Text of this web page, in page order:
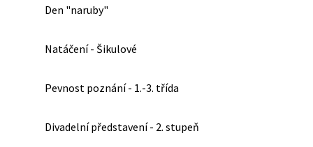
Den "naruby"
Natáčení - Šikulové
Pevnost poznání - 1.-3. třída
Divadelní představení - 2. stupeň